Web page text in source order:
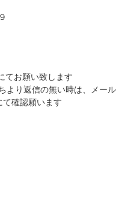
てお願い致します
より返信の無い時は、メール
確認願います